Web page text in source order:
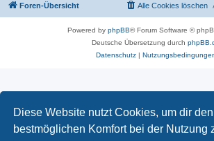
Diese Website nutzt Cookies, um dir den
bestmöglichen Komfort bei der Nutzung
Foren-Übersicht Alle Cookies löschen
Powered by phpBB® Forum Software ©
Deutsche Übersetzung durch
Datenschutz|